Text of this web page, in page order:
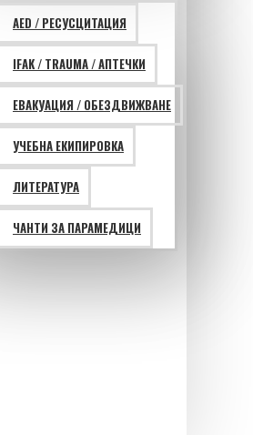
AED / РЕСУСЦИТАЦИЯ
IFAK / TRAUMA / АПТЕЧКИ
ЕВАКУАЦИЯ / ОБЕЗДВИЖВАНЕ
УЧЕБНА ЕКИПИРОВКА
ЛИТЕРАТУРА
ЧАНТИ ЗА ПАРАМЕДИЦИ